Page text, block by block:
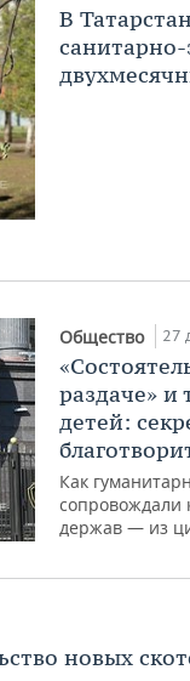
В
санитарно-
Общество 27
раздаче» и
детей:
Как
сопровождали
держав — из
новых